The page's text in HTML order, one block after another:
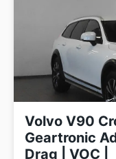
Volvo V90
Geartronic
Drag | VOC |